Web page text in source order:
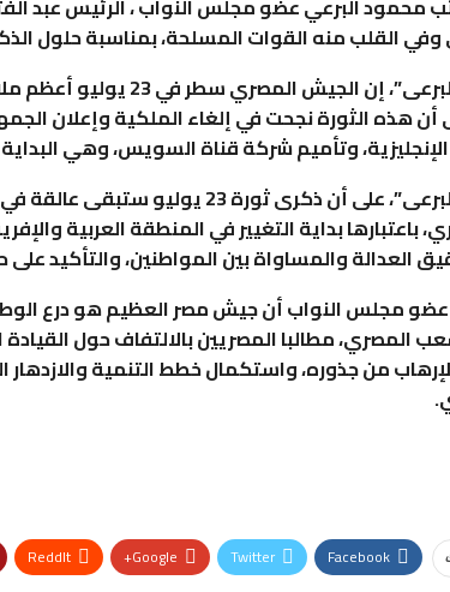
القلب منه القوات المسلحة، بمناسبة حلول الذكرى السبعين
وقال “البرعى”، إن
أن هذه الثورة نجحت في إلغاء الملكية وإعلان
وتأميم شركة قناة السويس، وهي
وأكد “البرعى”، على أن ذكرى ثورة
باعتبارها بداية التغيير في المنطقة العربية
العدالة والمساواة بين المواطنين، والتأكيد
مجلس النواب أن جيش مصر العظيم هو درع
المصري، مطالبا المصريين بالالتفاف حول
من جذوره، واستكمال خطط التنمية والازدهار
Facebook
Twitter
Google+
ReddIt